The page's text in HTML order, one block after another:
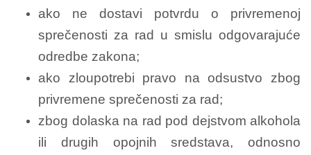
ako ne dostavi potvrdu o privremenoj
sprečenosti za rad u smislu odgovarajuće
odredbe zakona;
ako zloupotrebi pravo na odsustvo zbog
privremene sprečenosti za rad;
zbog dolaska na rad pod dejstvom alkohola
ili drugih opojnih sredstava, odnosno